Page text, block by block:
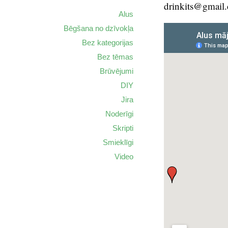
Alus
Bēgšana no dzīvokļa
Bez kategorijas
Bez tēmas
Brūvējumi
DIY
Jira
Noderīgi
Skripti
Smieklīgi
Video